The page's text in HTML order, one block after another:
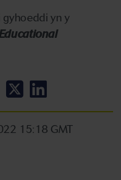
gyhoeddi yn y
15:18 GMT